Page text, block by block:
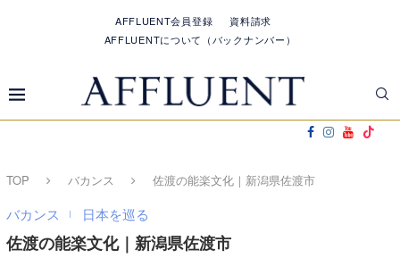
AFFLUENT会員登録
資料請求
AFFLUENTについて（バックナンバー）
TOP バカンス 佐渡の能楽文化｜新潟県佐渡市
バカンス 日本を巡る
佐渡の能楽文化｜新潟県佐渡市